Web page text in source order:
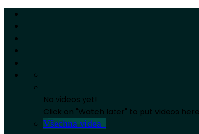
No videos yet!
Click on "Watch later" to put videos here
Všechna videa